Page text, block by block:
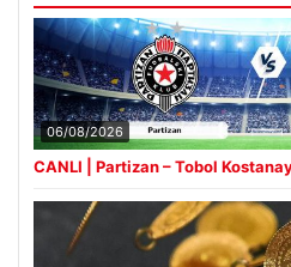
06/08/2026
CANLI | Partizan – Tobol